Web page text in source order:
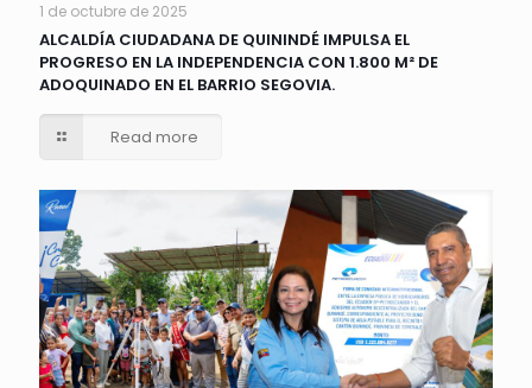
1 de octubre de 2025
ALCALDÍA CIUDADANA DE QUININDÉ IMPULSA EL
PROGRESO EN LA INDEPENDENCIA CON 1.800 M² DE
ADOQUINADO EN EL BARRIO SEGOVIA.
Read more